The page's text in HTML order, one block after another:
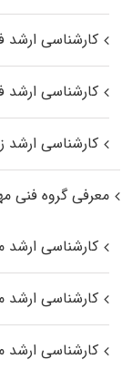
کارشناسی ارشد
کارشناسی ارشد
کارشناسی
معرفی گروه فنی
کارشناسی
کارشناسی ارشد
کارشناسی ارشد